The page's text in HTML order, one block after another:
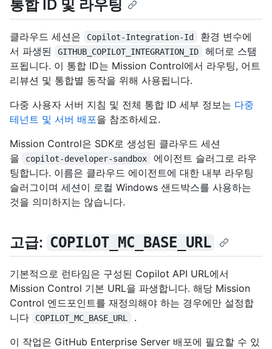
통합 ID 및 라우팅
클라우드 세션은 Copilot-Integration-Id
환경 변수에
서 파생된
GITHUB_COPILOT_INTEGRATION_ID
헤더로 스탬
프됩니다. 이 통합 ID는 Mission Control에서 라우팅, 어트
리뷰션 및 통합별 동작을 위해 사용됩니다.
다중 사용자 서버 지침 및 전체 통합 ID 세부 정보는 다중
테넌트 및 서버 배포을 참조하세요.
Mission Control은 SDK로 생성된 클라우드 세션
을
copilot-developer-sandbox
에이전트 슬러그로 라우
팅합니다. 이름은 클라우드 에이전트에 대한 내부 라우팅
슬러그이며 세션이 로컬 Windows 샌드박스를 사용하는
것을 의미하지는 않습니다.
고급: COPILOT_MC_BASE_URL
기본적으로 런타임은 구성된 Copilot API URL에서
Mission Control 기본 URL을 파생합니다. 해당 Mission
Control 엔드포인트를 재정의해야 하는 경우에만 설정합
니다
COPILOT_MC_BASE_URL
.
이 작업은 GitHub Enterprise Server 배포에 필요할 수 있